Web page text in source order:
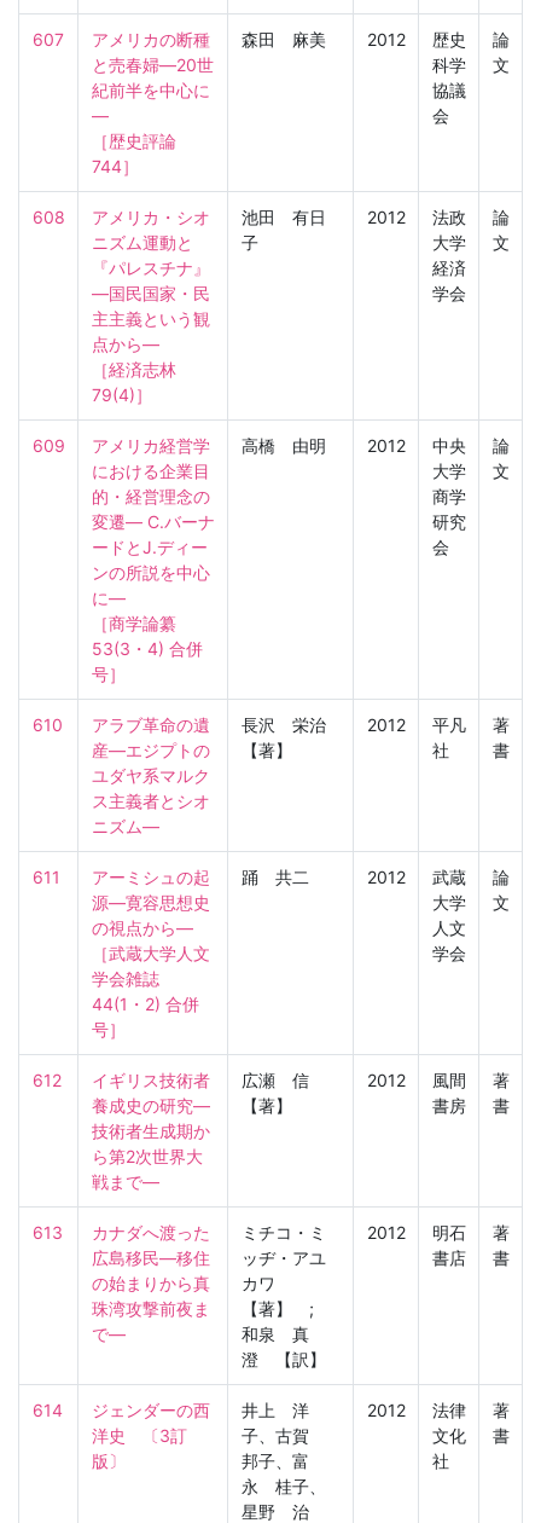
607
アメリカの断種
と売春婦―20世
紀前半を中心に
―
［歴史評論
744］
森田 麻美 2012
歴史
科学
協議
会
論
文
608
アメリカ・シオ
ニズム運動と
『パレスチナ』
―国民国家・民
主主義という観
点から―
［経済志林
79(4)］
池田 有日
子
2012
法政
大学
経済
学会
論
文
609
アメリカ経営学
における企業目
的・経営理念の
変遷― C.バーナ
ードとJ.ディー
ンの所説を中心
に―
［商学論纂
53(3・4) 合併
号］
高橋 由明 2012
中央
大学
商学
研究
会
論
文
610
アラブ革命の遺
産―エジプトの
ユダヤ系マルク
ス主義者とシオ
ニズム―
長沢 栄治
【著】
2012
平凡
社
著
書
611
アーミシュの起
源―寛容思想史
の視点から―
［武蔵大学人文
学会雑誌
44(1・2) 合併
号］
踊 共二 2012
武蔵
大学
人文
学会
論
文
612
イギリス技術者
養成史の研究―
技術者生成期か
ら第2次世界大
戦まで―
広瀬 信
【著】
2012
風間
書房
著
書
613
カナダへ渡った
広島移民―移住
の始まりから真
珠湾攻撃前夜ま
で―
ミチコ・ミ
ッヂ・アユ
カワ
【著】 ;
和泉 真
澄 【訳】
2012
明石
書店
著
書
614
ジェンダーの西
洋史　〔3訂
版〕
井上 洋
子、古賀
邦子、富
永 桂子、
星野 治
2012
法律
文化
社
著
書